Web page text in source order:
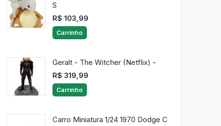
S
R$ 103,99
Carrinho
Geralt - The Witcher (Netflix) -
R$ 319,99
Carrinho
Carro Miniatura 1/24 1970 Dodge C